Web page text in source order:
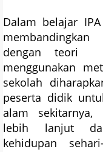
Dalam belajar
dengan teori
menggunakan
sekolah
peserta didik
alam sekitarnya,
lebih lanjut
kehidupan